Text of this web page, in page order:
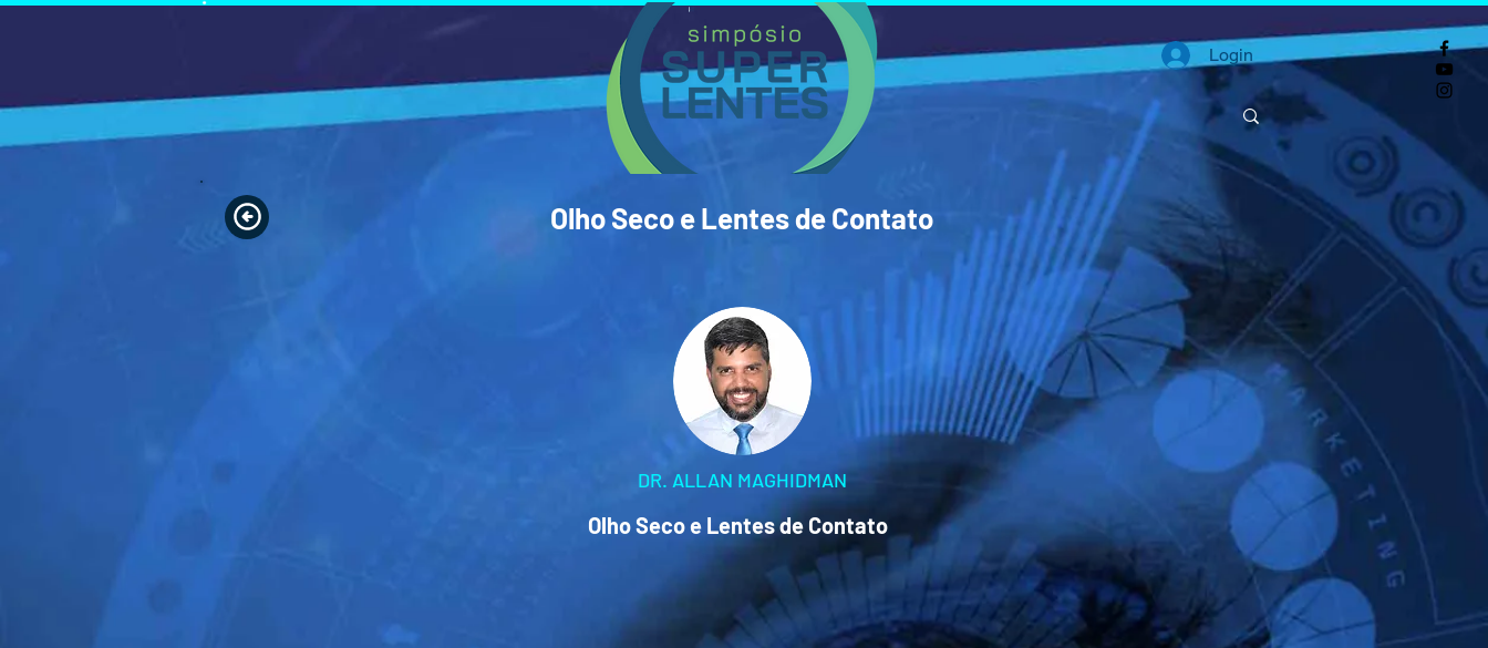
Login
Olho Seco e Lentes de Contato
DR. ALLAN MAGHIDMAN
Olho Seco e Lentes de Contato